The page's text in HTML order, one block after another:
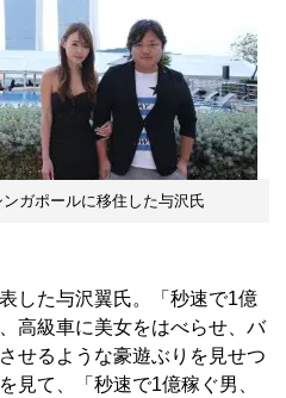
ガポールに移住した与沢氏
した与沢翼氏。「秒速で1億
高級車に美女をはべらせ、バ
せるような豪遊ぶりを見せつ
見て、「秒速で1億稼ぐ男、